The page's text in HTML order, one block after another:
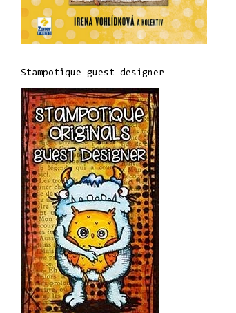
Stampotique guest designer